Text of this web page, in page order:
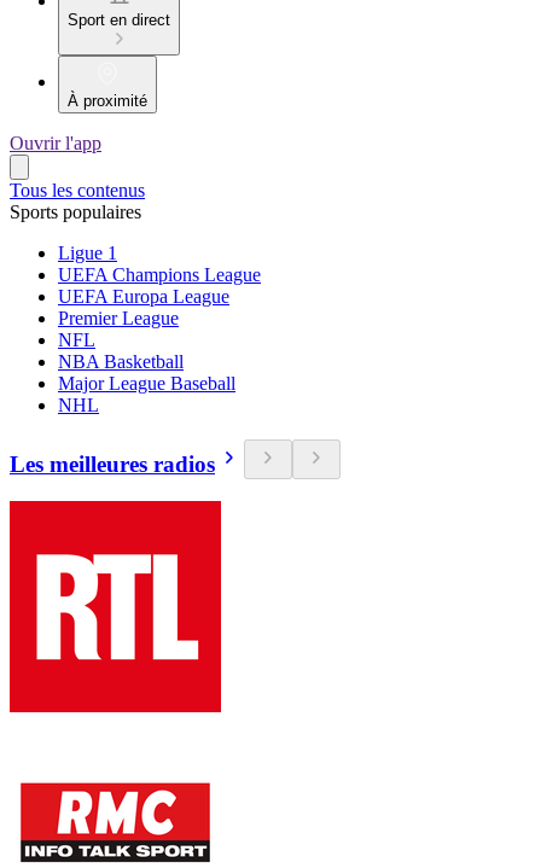
Sport en direct
À proximité
Ouvrir l'app
Tous les contenus
Sports populaires
Ligue 1
UEFA Champions League
UEFA Europa League
Premier League
NFL
NBA Basketball
Major League Baseball
NHL
Les meilleures radios